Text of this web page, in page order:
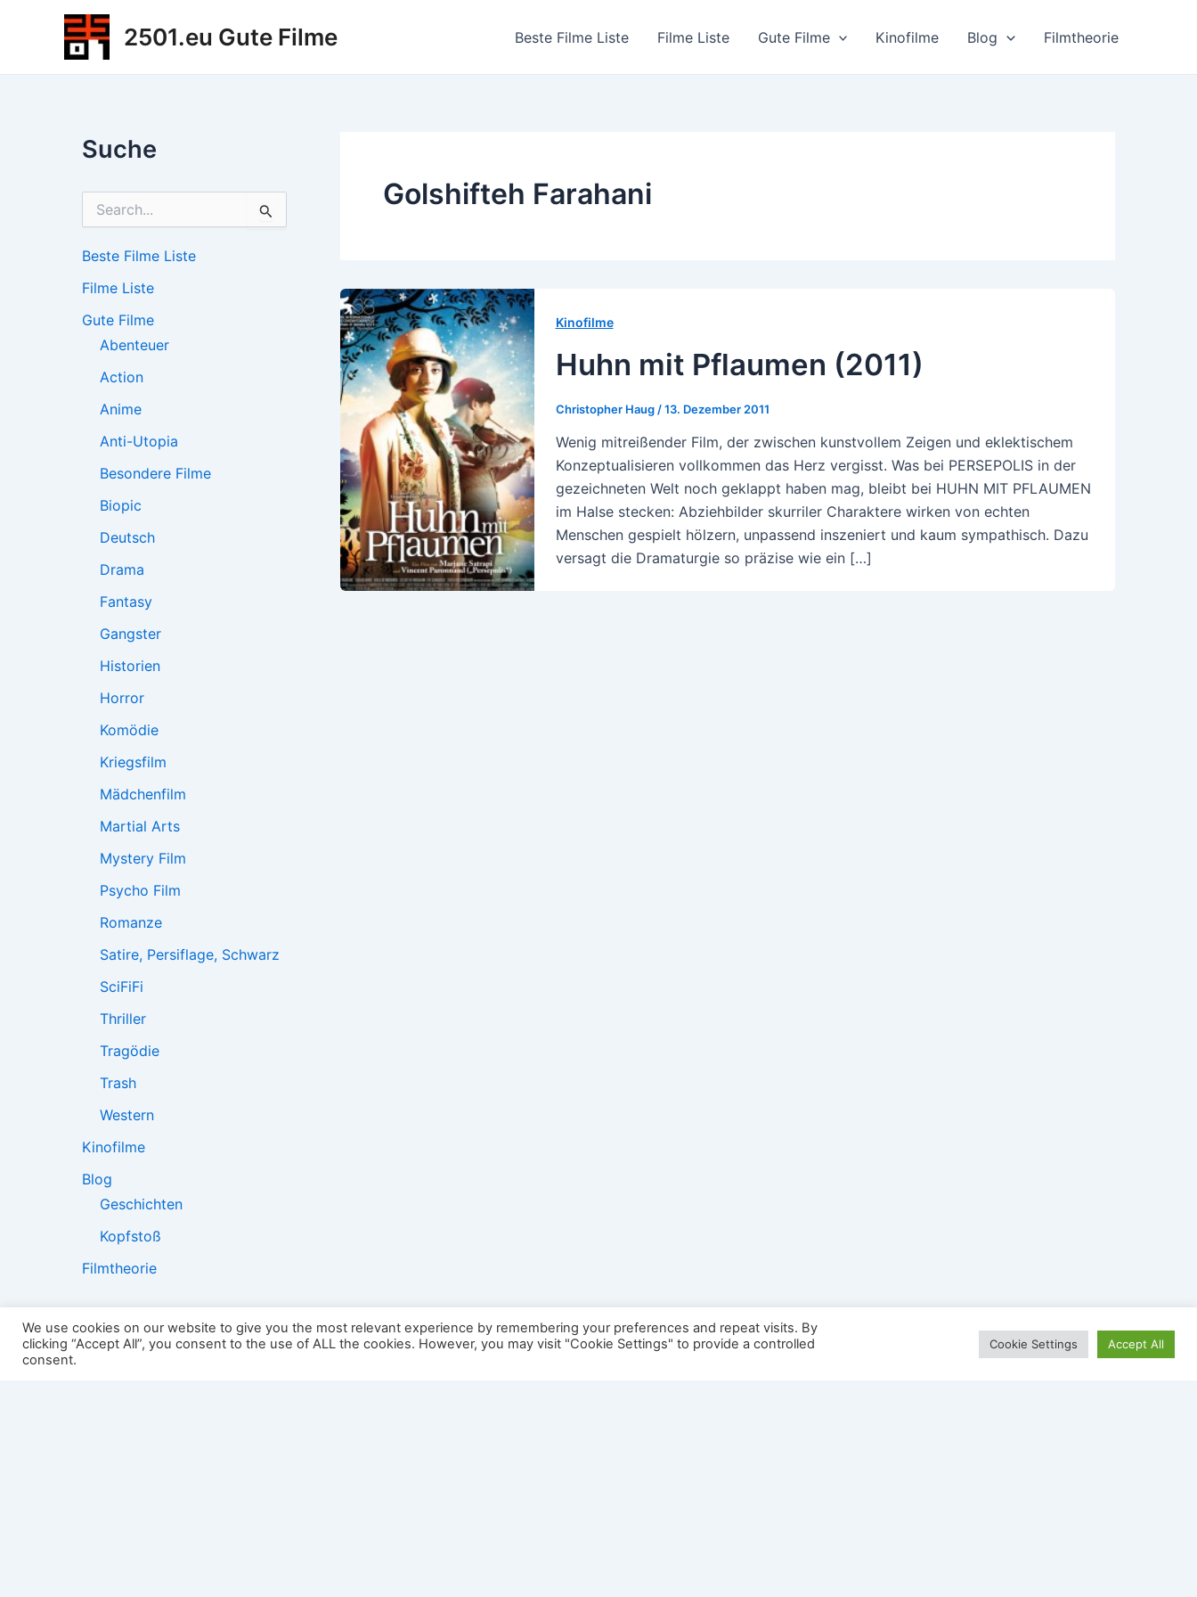
2501.eu Gute Filme Beste Filme Liste Filme Liste Gute Filme Kinofilme Blog Filmtheorie
Suche
h
n
a
Beste Filme Liste
Filme Liste
Gute Filme
Abenteuer
Action
Anime
Anti-Utopia
Besondere Filme
Biopic
Deutsch
Drama
Fantasy
Gangster
Historien
Horror
Komödie
Kriegsfilm
Mädchenfilm
Martial Arts
Mystery Film
Psycho Film
Romanze
Satire, Persiflage, Schwarz
SciFiFi
Thriller
Tragödie
Trash
Western
Kinofilme
Blog
Geschichten
Kopfstoß
Filmtheorie
Golshifteh Farahani
Kinofilme
Huhn mit Pflaumen (2011)
Christopher Haug /13. Dezember 2011
Wenig mitreißender Film, der zwischen kunstvollem Zeigen und eklektischem
Konzeptualisieren vollkommen das Herz vergisst. Was bei PERSEPOLIS in der
gezeichneten Welt noch geklappt haben mag, bleibt bei HUHN MIT PFLAUMEN
im Halse stecken: Abziehbilder skurriler Charaktere wirken von echten
Menschen gespielt hölzern, unpassend inszeniert und kaum sympathisch. Dazu
versagt die Dramaturgie so präzise wie ein […]
2501:
We use cookies on our website to give you the most relevant experience by remembering your preferences and repeat visits. By
clicking “Accept All”, you consent to the use of ALL the cookies. However, you may visit "Cookie Settings" to provide a controlled
consent.
Cookie Settings Accept All